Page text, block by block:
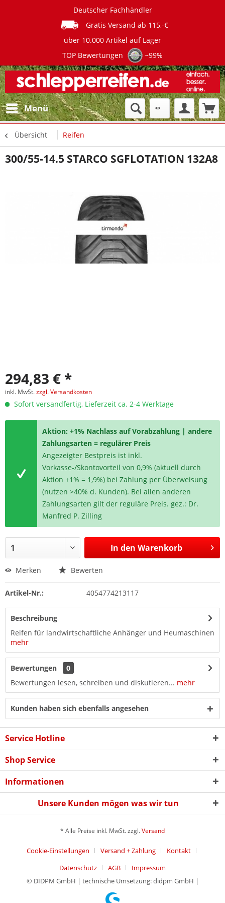
Deutscher Fachhändler
Gratis Versand ab 115,-€
über 10.000 Artikel auf Lager
TOP Bewertungen
~99%
Menü
Übersicht Reifen
300/55-14.5 STARCO SGFLOTATION 132A8
294,83 € *
inkl. MwSt.zzgl. Versandkosten
Sofort versandfertig, Lieferzeit ca. 2-4 Werktage
Aktion: +1% Nachlass auf Vorabzahlung | andere
Zahlungsarten = regulärer Preis
Angezeigter Bestpreis ist inkl.
Vorkasse-/Skontovorteil von 0,9% (aktuell durch
Aktion +1% = 1,9%) bei Zahlung per Überweisung
(nutzen >40% d. Kunden). Bei allen anderen
Zahlungsarten gilt der reguläre Preis. gez.: Dr.
Manfred P. Zilling
In den Warenkorb
Merken Bewerten
Artikel-Nr.: 4054774213117
Beschreibung
Reifen für landwirtschaftliche Anhänger und Heumaschinen
mehr
Bewertungen
0
Bewertungen lesen, schreiben und diskutieren... mehr
Kunden haben sich ebenfalls angesehen
Service Hotline
Shop Service
Informationen
Unsere Kunden mögen was wir tun
* Alle Preise inkl. MwSt. zzgl.Versand
Cookie-Einstellungen Versand + Zahlung
Kontakt
Datenschutz
AGB
Impressum
© DIDPM GmbH | technische Umsetzung: didpm GmbH |